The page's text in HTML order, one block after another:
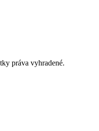
práva vyhradené.